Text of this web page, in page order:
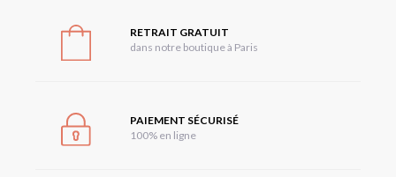
RETRAIT GRATUIT
dans notre boutique à Paris
PAIEMENT SÉCURISÉ
100% en ligne